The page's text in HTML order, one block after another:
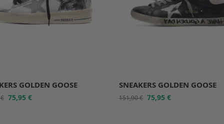
GOLDEN GOOSE
€ 75,95 €
SNEAKERS GOLDEN GOOSE
151,90€ 75,95€